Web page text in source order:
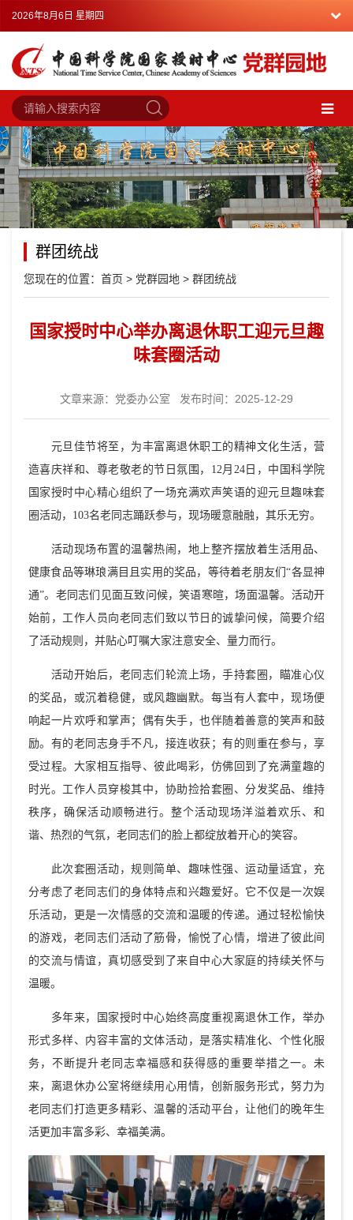
2026年8月6日 星期四
群团统战
您现在的位置： 首页 > 党群园地 > 群团统战
国家授时中心举办离退休职工迎元旦趣
味套圈活动
文章来源： 党委办公室 发布时间：2025-12-29
元旦佳节将至，为丰富离退休职工的精神文化生活，营
造喜庆祥和、尊老敬老的节日氛围，12月24日，中国科学院
国家授时中心精心组织了一场充满欢声笑语的迎元旦趣味套
圈活动，103名老同志踊跃参与，现场暖意融融，其乐无穷。
活动现场布置的温馨热闹，地上整齐摆放着生活用品、
健康食品等琳琅满目且实用的奖品，等待着老朋友们“各显神
通”。老同志们见面互致问候，笑语寒暄，场面温馨。活动开
始前，工作人员向老同志们致以节日的诚挚问候，简要介绍
了活动规则，并贴心叮嘱大家注意安全、量力而行。
活动开始后，老同志们轮流上场，手持套圈，瞄准心仪
的奖品，或沉着稳健，或风趣幽默。每当有人套中，现场便
响起一片欢呼和掌声；偶有失手，也伴随着善意的笑声和鼓
励。有的老同志身手不凡，接连收获；有的则重在参与，享
受过程。大家相互指导、彼此喝彩，仿佛回到了充满童趣的
时光。工作人员穿梭其中，协助捡拾套圈、分发奖品、维持
秩序，确保活动顺畅进行。整个活动现场洋溢着欢乐、和
谐、热烈的气氛，老同志们的脸上都绽放着开心的笑容。
此次套圈活动，规则简单、趣味性强、运动量适宜，充
分考虑了老同志们的身体特点和兴趣爱好。它不仅是一次娱
乐活动，更是一次情感的交流和温暖的传递。通过轻松愉快
的游戏，老同志们活动了筋骨，愉悦了心情，增进了彼此间
的交流与情谊，真切感受到了来自中心大家庭的持续关怀与
温暖。
多年来，国家授时中心始终高度重视离退休工作，举办
形式多样、内容丰富的文体活动，是落实精准化、个性化服
务，不断提升老同志幸福感和获得感的重要举措之一。未
来，离退休办公室将继续用心用情，创新服务形式，努力为
老同志们打造更多精彩、温馨的活动平台，让他们的晚年生
活更加丰富多彩、幸福美满。